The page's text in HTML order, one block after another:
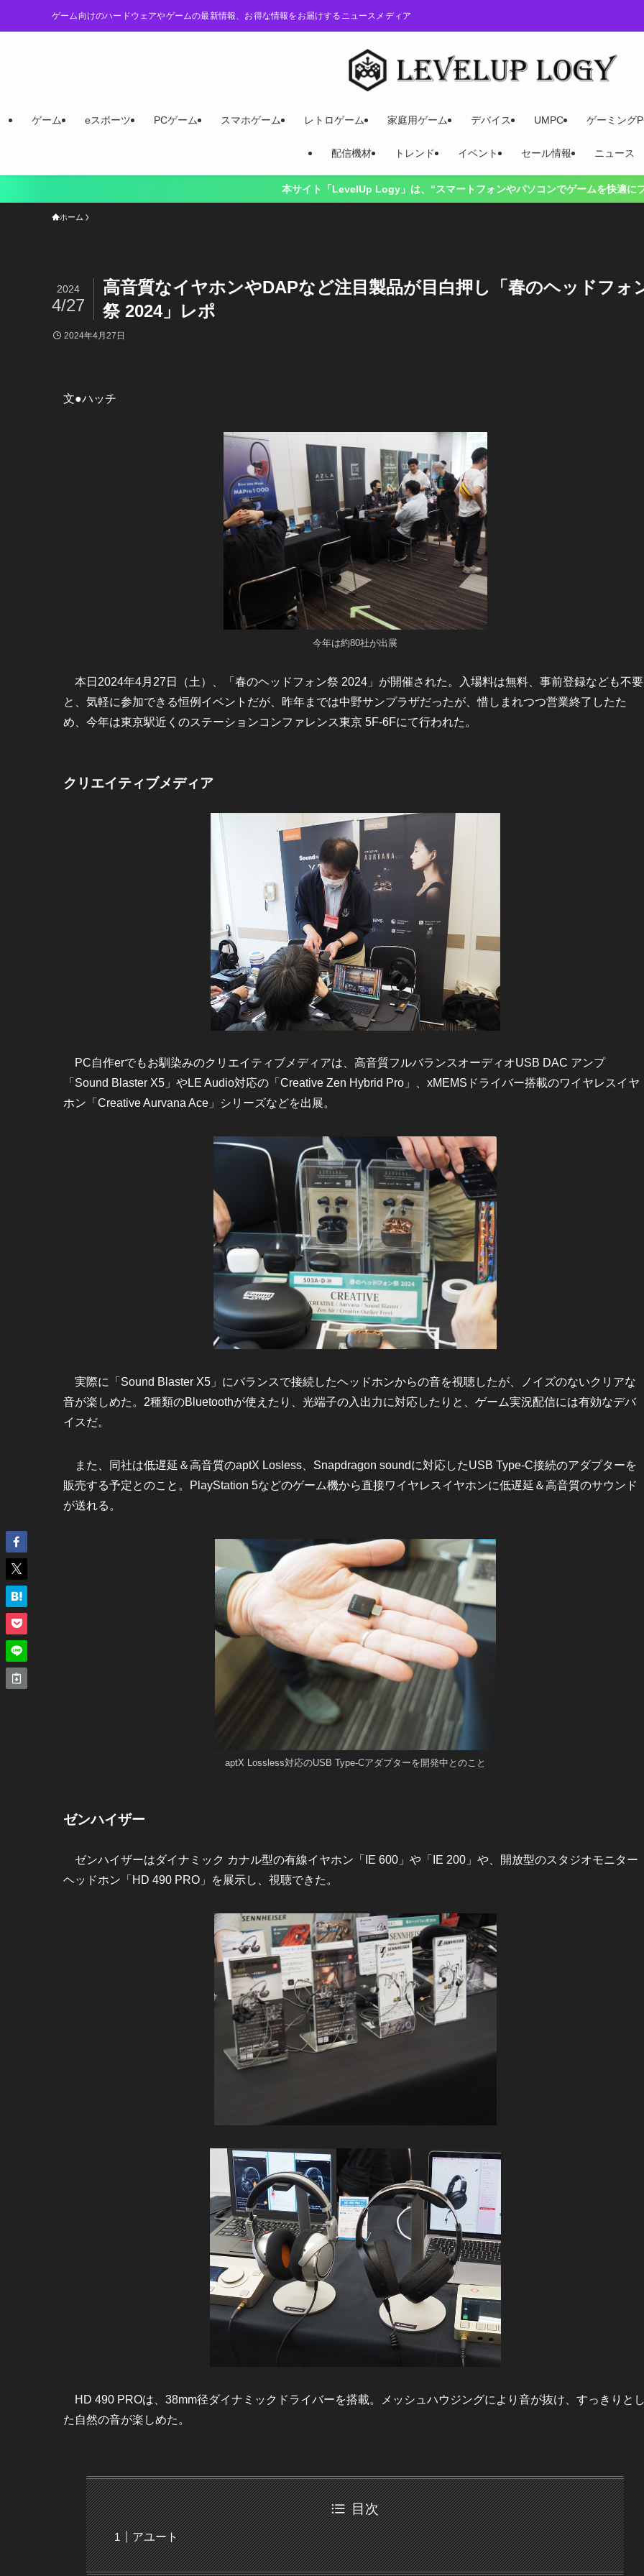
ゲーム向けのハードウェアやゲームの最新情報、お得な情報をお届けするニュースメディア
ゲーム eスポーツ PCゲーム スマホゲーム レトロゲーム 家庭用ゲーム デバイス UMPC ゲーミング
配信機材 トレンド イベント セール情報 ニュース
本サイト「LevelUp Logy」は、“スマートフォンやパソコンでゲームを快適にプレイするには？”を
ホーム
高音質なイヤホンやDAPなど注目製品が目白押し「春のヘッドフォ
祭 2024」レポ
2024
4/27
2024年4月27日
文●ハッチ
今年は約80社が出展
本日2024年4月27日（土）、「春のヘッドフォン祭 2024」が開催された。入場料は無料、事前登録なども不要
と、気軽に参加できる恒例イベントだが、昨年までは中野サンプラザだったが、惜しまれつつ営業終了したた
め、今年は東京駅近くのステーションコンファレンス東京 5F-6Fにて行われた。
クリエイティブメディア
PC自作erでもお馴染みのクリエイティブメディアは、高音質フルバランスオーディオUSB DAC アンプ
「Sound Blaster X5」やLE Audio対応の「Creative Zen Hybrid Pro」、xMEMSドライバー搭載のワイヤレスイヤ
ホン「Creative Aurvana Ace」シリーズなどを出展。
実際に「Sound Blaster X5」にバランスで接続したヘッドホンからの音を視聴したが、ノイズのないクリアな
音が楽しめた。2種類のBluetoothが使えたり、光端子の入出力に対応したりと、ゲーム実況配信には有効なデバ
イスだ。
また、同社は低遅延＆高音質のaptX Losless、Snapdragon soundに対応したUSB Type-C接続のアダプターを
販売する予定とのこと。PlayStation 5などのゲーム機から直接ワイヤレスイヤホンに低遅延＆高音質のサウンド
が送れる。
aptX Lossless対応のUSB Type-Cアダプターを開発中とのこと
ゼンハイザー
ゼンハイザーはダイナミック カナル型の有線イヤホン「IE 600」や「IE 200」や、開放型のスタジオモニター
ヘッドホン「HD 490 PRO」を展示し、視聴できた。
HD 490 PROは、38mm径ダイナミックドライバーを搭載。メッシュハウジングにより音が抜け、すっきりと
た自然の音が楽しめた。
目次
アユート